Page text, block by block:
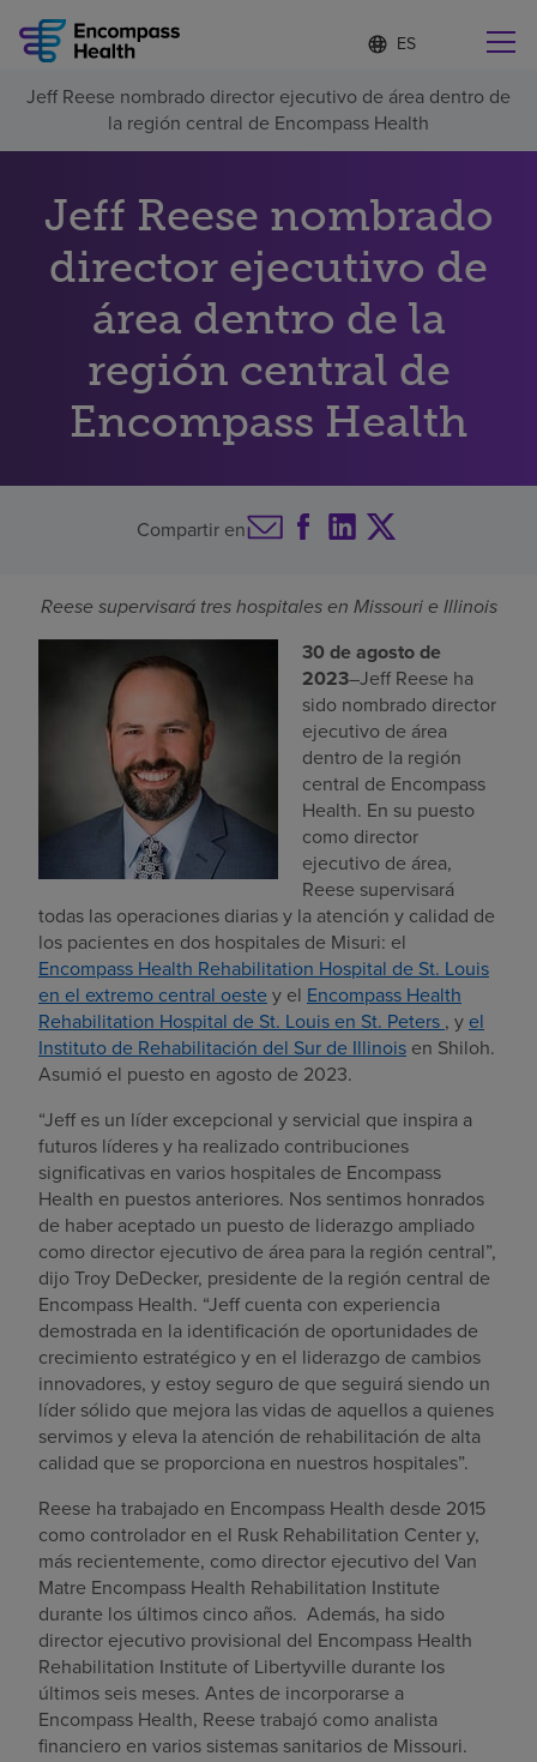
Lista
de
idiomas
contraída
d
o
m
a
e
c
c
i
o
n
a
o
Encuentre una localidad cerca de usted
Por qué debe elegirnos
Servicios de rehabilitación
Pacientes y cuidadores
Recursos de salud
Pagar mi factura
Jeff Reese nombrado director ejecutivo de área dentro de
la región central de Encompass Health
Jeff Reese nombrado
director ejecutivo de
área dentro de la
región central de
Encompass Health
Compartir en
Reese supervisará tres hospitales en Missouri e Illinois
30 de agosto de
2023–Jeff Reese ha
sido nombrado director
ejecutivo de área
dentro de la región
central de Encompass
Health. En su puesto
como director
ejecutivo de área,
Reese supervisará
todas las operaciones diarias y la atención y calidad de
los pacientes en dos hospitales de Misuri: el
Encompass Health Rehabilitation Hospital de St. Louis
en el extremo central oestey el Encompass Health
Rehabilitation Hospital de St. Louis en St. Peters , yel
Instituto de Rehabilitación del Sur de Illinois en Shiloh.
Asumió el puesto en agosto de 2023.
“Jeff es un líder excepcional y servicial que inspira a
futuros líderes y ha realizado contribuciones
significativas en varios hospitales de Encompass
Health en puestos anteriores. Nos sentimos honrados
de haber aceptado un puesto de liderazgo ampliado
como director ejecutivo de área para la región central”,
dijo Troy DeDecker, presidente de la región central de
Encompass Health. “Jeff cuenta con experiencia
demostrada en la identificación de oportunidades de
crecimiento estratégico y en el liderazgo de cambios
innovadores, y estoy seguro de que seguirá siendo un
líder sólido que mejora las vidas de aquellos a quienes
servimos y eleva la atención de rehabilitación de alta
calidad que se proporciona en nuestros hospitales”.
Reese ha trabajado en Encompass Health desde 2015
como controlador en el Rusk Rehabilitation Center y,
más recientemente, como director ejecutivo del Van
Matre Encompass Health Rehabilitation Institute
durante los últimos cinco años. Además, ha sido
director ejecutivo provisional del Encompass Health
Rehabilitation Institute of Libertyville durante los
últimos seis meses. Antes de incorporarse a
Encompass Health, Reese trabajó como analista
financiero en varios sistemas sanitarios de Missouri.